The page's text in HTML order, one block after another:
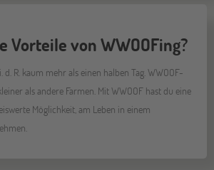
Vorteile von WWOOFing?
R. kaum mehr als einen halben Tag. WWOOF-
als andere Farmen. Mit WWOOF hast du eine
Möglichkeit, am Leben in einem